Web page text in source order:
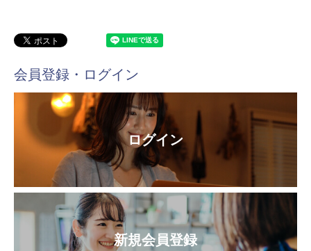
会員登録・ログイン
ログイン
新規会員登録